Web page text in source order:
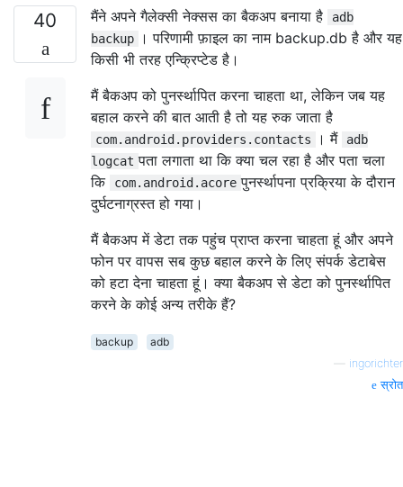
40 मैंने अपने गैलेक्सी नेक्सस का बैकअप बनाया है
adb
backup
। परिणामी फ़ाइल का नाम backup.db है और यह
किसी भी तरह एन्क्रिप्टेड है।
मैं बैकअप को पुनर्स्थापित करना चाहता था, लेकिन जब यह
बहाल करने की बात आती है तो यह रुक जाता है
com.android.providers.contacts । मैं
adb
logcat पता लगाता था कि क्या चल रहा है और पता चला
कि
com.android.acore पुनर्स्थापना प्रक्रिया के दौरान
दुर्घटनाग्रस्त हो गया।
मैं बैकअप में डेटा तक पहुंच प्राप्त करना चाहता हूं और अपने
फोन पर वापस सब कुछ बहाल करने के लिए संपर्क डेटाबेस
को हटा देना चाहता हूं। क्या बैकअप से डेटा को पुनर्स्थापित
करने के कोई अन्य तरीके हैं?
backup
adb
ingorichter
स्रोत